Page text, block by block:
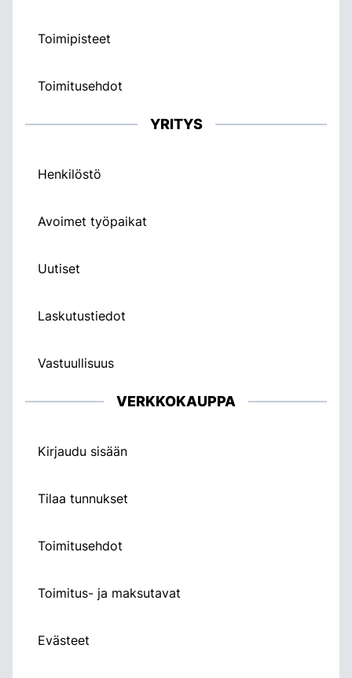
Toimipisteet
Toimitusehdot
YRITYS
Henkilöstö
Avoimet työpaikat
Uutiset
Laskutustiedot
Vastuullisuus
VERKKOKAUPPA
Kirjaudu sisään
Tilaa tunnukset
Toimitusehdot
Toimitus- ja maksutavat
Evästeet